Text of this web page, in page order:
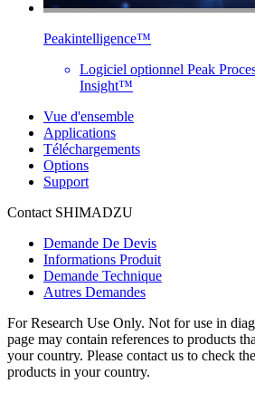
Peakintelligence™
Logiciel optionnel Peak
Insight™
Vue d'ensemble
Applications
Téléchargements
Options
Support
Contact SHIMADZU
Demande De Devis
Informations Produit
Demande Technique
Autres Demandes
For Research Use Only. Not for use in
page may contain references to products
your country. Please contact us to check
products in your country.